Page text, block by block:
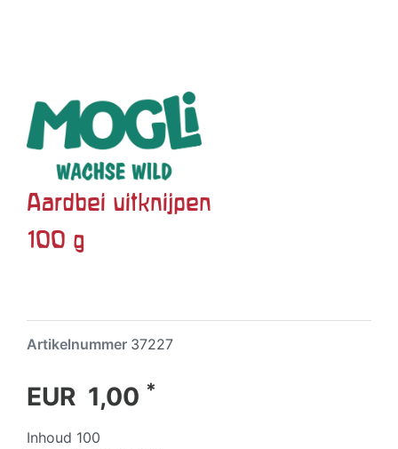
Aardbei uitknijpen
100 g
Artikelnummer 37227
EUR 1,00 *
Inhoud 100